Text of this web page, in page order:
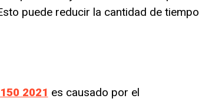
puede reducir la cantidad de tiempo
2021 es causado por el